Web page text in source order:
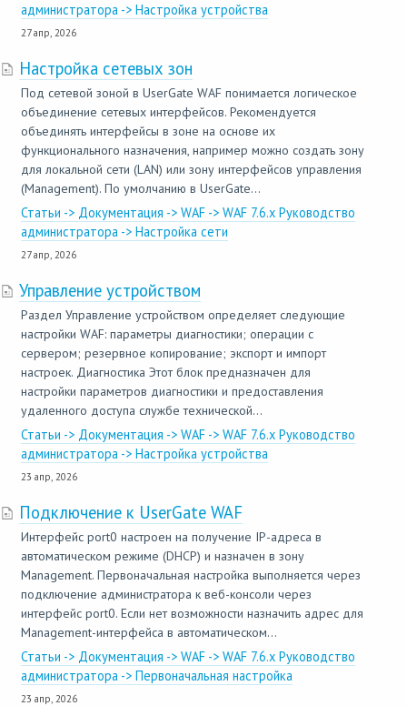
администратора -> Настройка устройства
27 апр, 2026
Настройка сетевых зон
Под сетевой зоной в UserGate WAF понимается логическое
объединение сетевых интерфейсов. Рекомендуется
объединять интерфейсы в зоне на основе их
функционального назначения, например можно создать зону
для локальной сети (LAN) или зону интерфейсов управления
(Management). По умолчанию в UserGate...
Статьи -> Документация -> WAF -> WAF 7.6.x Руководство
администратора -> Настройка сети
27 апр, 2026
Управление устройством
Раздел Управление устройством определяет следующие
настройки WAF: параметры диагностики; операции с
сервером; резервное копирование; экспорт и импорт
настроек. Диагностика Этот блок предназначен для
настройки параметров диагностики и предоставления
удаленного доступа службе технической...
Статьи -> Документация -> WAF -> WAF 7.6.x Руководство
администратора -> Настройка устройства
23 апр, 2026
Подключение к UserGate WAF
Интерфейс port0 настроен на получение IP-адреса в
автоматическом режиме (DHCP) и назначен в зону
Management. Первоначальная настройка выполняется через
подключение администратора к веб-консоли через
интерфейс port0. Если нет возможности назначить адрес для
Management-интерфейса в автоматическом...
Статьи -> Документация -> WAF -> WAF 7.6.x Руководство
администратора -> Первоначальная настройка
23 апр, 2026